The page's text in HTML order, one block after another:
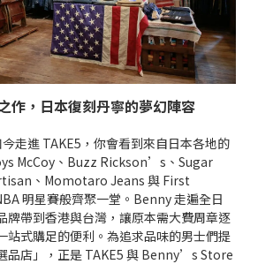
作，日本復刻丹寧的夢幻陣容
走進 TAKE5，你會看到來自日本各地的
McCoy、Buzz Rickson’s、Sugar
、Momotaro Jeans 與 First
明星賽般齊聚一堂。Benny 走遍全日
牌帶到香港與台灣，讓原本需大費周章逐
站式購足的便利。為追求品味的男士們提
品店」，正是 TAKE5 與 Benny’s Store